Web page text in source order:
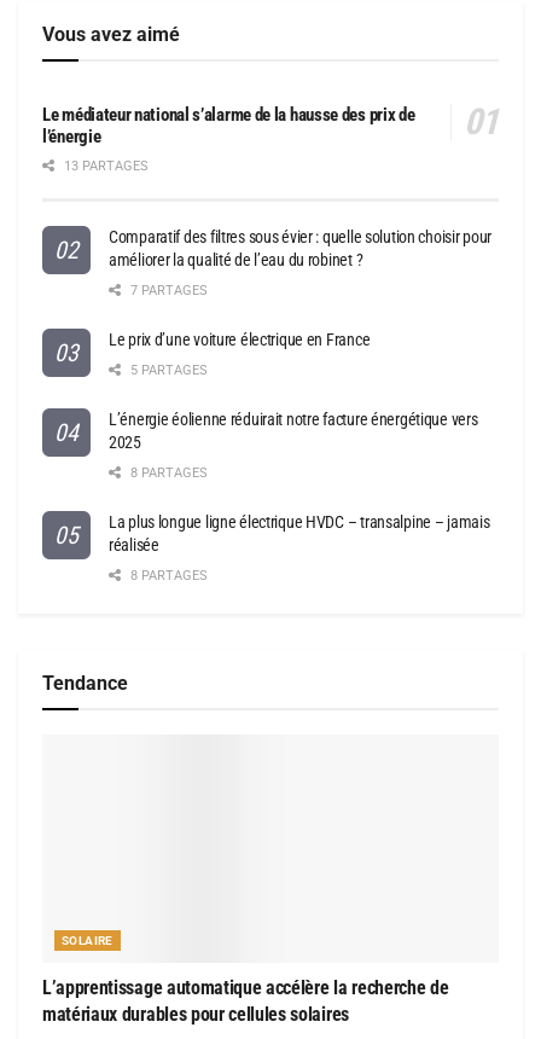
Vous avez aimé
Le médiateur national s’alarme de la hausse des prix de
l’énergie
13 PARTAGES
Comparatif des filtres sous évier : quelle solution choisir pour
améliorer la qualité de l’eau du robinet ?
7 PARTAGES
Le prix d’une voiture électrique en France
5 PARTAGES
L’énergie éolienne réduirait notre facture énergétique vers
2025
8 PARTAGES
La plus longue ligne électrique HVDC – transalpine – jamais
réalisée
8 PARTAGES
Tendance
SOLAIRE
L’apprentissage automatique accélère la recherche de
matériaux durables pour cellules solaires